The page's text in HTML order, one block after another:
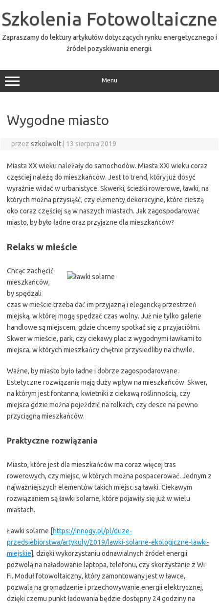
treści
Szkolenia Fotowoltaiczne
Zapraszamy do lektury artykułów dotyczących rynku energetycznego i
źródeł pozyskiwania energii.
Menu
Wygodne miasto
przez szkolwolt 13 sierpnia 2019
Miasta XX wieku należały do samochodów. Miasta XXI wieku coraz
częściej należą do mieszkańców. Jest to trend, który już dosyć
wyraźnie widać w urbanistyce. Skwerki, ścieżki rowerowe, ławki, na
których można przysiąść, czy elementy dekoracyjne, które cieszą
oko coraz częściej są w naszych miastach. Jak zagospodarować
miasto, by było ładne oraz przyjazne dla mieszkańców?
Relaks w mieście
Chcąc zachęcić
mieszkańców,
by spędzali
czas w mieście trzeba dać im przyjazną i elegancką przestrzeń
miejską, w której mogą spędzać czas wolny. Już nie tylko galerie
handlowe są miejscem, gdzie chcemy spotkać się z przyjaciółmi.
Skwer w mieście, park, czy ciekawy plac z wygodnymi ławkami to
miejsca, w których mieszkańcy chętnie przysiedliby na chwile.
Ważne, by miasto było ładne i dobrze zagospodarowane.
Estetyczne rozwiązania mają duży wpływ na mieszkańców. Skwer,
na którym jest fontanna, kwietniki z ciekawą roślinnością, czy
miejsca gdzie można pojeździć na rolkach, czy desce na pewno
przyciągną mieszkańców.
Praktyczne rozwiązania
Miasto, które jest dla mieszkańców ma coraz więcej tras
rowerowych, czy miejsc, w których można pospacerować. Jednym z
najważniejszych elementów takich miejsc są ławki. Ciekawym
rozwiązaniem są ławki solarne, które pojawiły się już w wielu
miastach.
Ławki solarne [https://innogy.pl/pl/duze-
przedsiebiorstwa/artykuly/2019/lawki-solarne-ekologiczne-lawki-
miejskie], dzięki wykorzystaniu odnawialnych źródeł energii
pozwolą na naładowanie laptopa, telefonu, czy skorzystanie z Wi-
Fi. Moduł fotowoltaiczny, który zamontowany jest w ławce,
pozwala na gromadzenie i przechowywanie energii elektrycznej,
dzięki czemu punkt ładowania będzie dostępny 24 godziny na